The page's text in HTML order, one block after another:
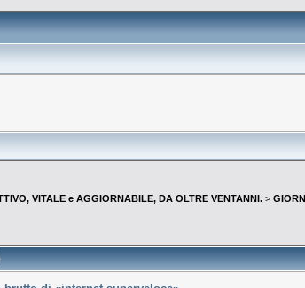
VITALE e AGGIORNABILE, DA OLTRE VENTANNI. >